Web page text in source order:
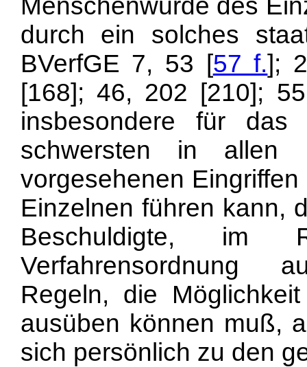
Menschenwürde des
durch ein solches
BVerfGE 7, 53 [57 f.];
[168]; 46, 202 [210];
insbesondere für
schwersten in allen
vorgesehenen
Einzelnen führen kann,
Beschuldigte,
Verfahrensordnung
Regeln, die
ausüben können muß,
sich persönlich zu den